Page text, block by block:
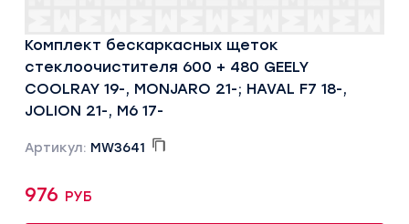
Комплект бескаркасных щеток
стеклоочистителя 600 + 480 GEELY
COOLRAY 19-, MONJARO 21-; HAVAL F7 18-,
JOLION 21-, M6 17-
Артикул: MW3641
976 руб